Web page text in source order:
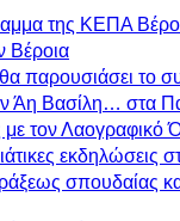
της ΚΕΠΑ
Βέροια
παρουσιάσει το
Άη Βασίλη… στα
τον Λαογραφικό
εκδηλώσεις
σπουδαίας